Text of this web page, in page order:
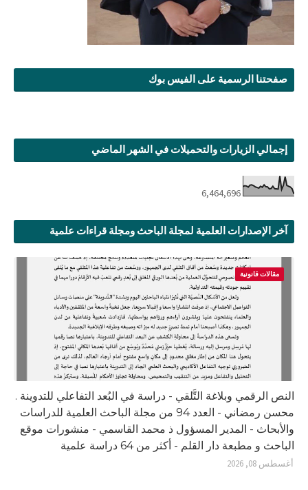
صفحتنا الرسمية على الفيس بوك
إجمالي الزيارات والتحميلات في الشهر الماضي
6,464,696
آخر الإصدارات العلمية لمجلة الباحث ومجلة قراءات علمية
مقالات قانونية
النص الرقمي وبلاغة التَّلقي - دراسة في البُعد التفاعلي للتدوينة .
محسن رمضاني - العدد 94 من مجلة الباحث العلمية للدراسات
والأبحاث - المدير المسؤول ذ محمد القاسمي - منشورات موقع
الباحث و مطبعة دار القلم - أكثر من 64 دراسة علمية
أغسطس 08, 2026